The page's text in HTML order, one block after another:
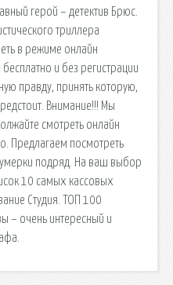
герой – детектив Брюс.
триллера
в режиме онлайн
и без регистрации
правду, принять которую,
Внимание!!! Мы
смотреть онлайн
Предлагаем посмотреть
подряд. На ваш выбор
10 самых кассовых
Студия. ТОП 100
– очень интересный и